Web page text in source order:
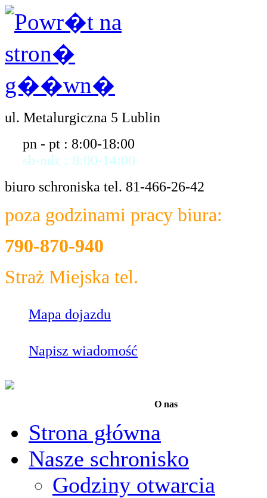
ul. Metalurgiczna 5 Lublin
pn - pt : 8:00-18:00
sb-ndz : 8:00-14:00
biuro schroniska tel. 81-466-26-42
poza godzinami pracy biura:
790-870-940
Straż Miejska tel.
Mapa dojazdu
Napisz wiadomość
O nas
Strona główna
Nasze schronisko
Godziny otwarcia